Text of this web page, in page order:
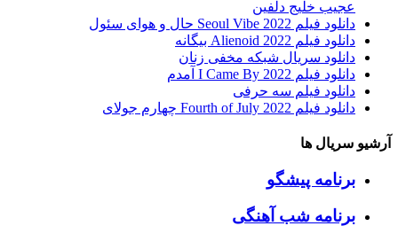
عجیب خلیج دلفین
دانلود فیلم Seoul Vibe 2022 حال و هوای سئول
دانلود فیلم Alienoid 2022 بیگانه
دانلود سریال شبکه مخفی زنان
دانلود فیلم I Came By 2022 آمدم
دانلود فیلم سه حرفی
دانلود فیلم Fourth of July 2022 چهارم جولای
آرشیو سریال ها
برنامه پیشگو
برنامه شب آهنگی